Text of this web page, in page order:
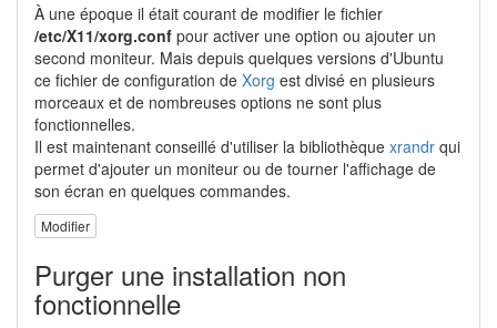
À une époque il était courant de modifier le fichier
/etc/X11/xorg.conf pour activer une option ou ajouter un
second moniteur. Mais depuis quelques versions d'Ubuntu
ce fichier de configuration de Xorg est divisé en plusieurs
morceaux et de nombreuses options ne sont plus
fonctionnelles.
Il est maintenant conseillé d'utiliser la bibliothèque xrandr qui
permet d'ajouter un moniteur ou de tourner l'affichage de
son écran en quelques commandes.
Modifier
Purger une installation non
fonctionnelle